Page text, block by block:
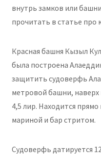
внутрь замков или
прочитать в статье про
Красная башня Кызыл
была построена
защитить судоверфь
метровой башни, наверх
4,5 лир. Находится
мариной и бар стритом.
Судоверфь датируется